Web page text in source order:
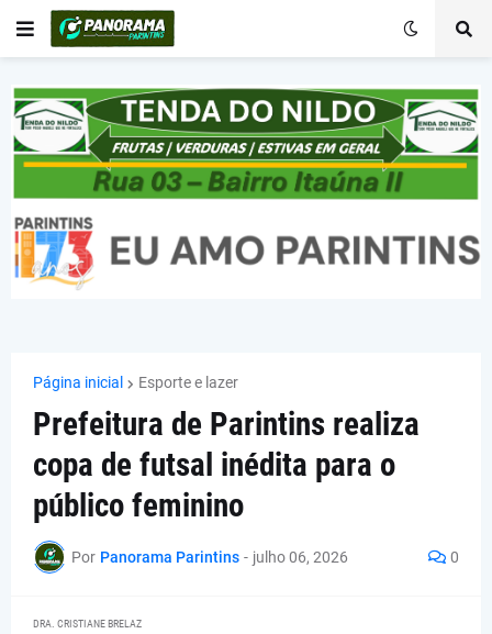
Página inicial Esporte e lazer
Prefeitura de Parintins realiza
copa de futsal inédita para o
público feminino
Por Panorama Parintins - julho 06, 2026 0
DRA. CRISTIANE BRELAZ